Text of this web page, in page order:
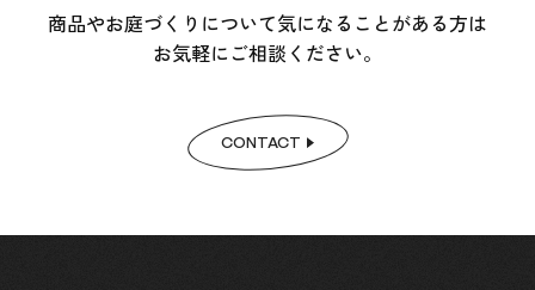
商品やお庭づくりについて気になることがある方は
お気軽にご相談ください。
CONTACT